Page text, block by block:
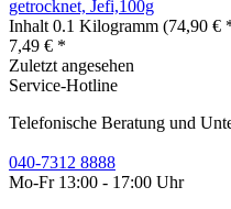
getrocknet, Jefi,100g
Inhalt 0.1 Kilogramm (74,90 €
7,49 € *
Zuletzt angesehen
Service-Hotline
Telefonische Beratung und
040-7312 8888
Mo-Fr 13:00 - 17:00 Uhr